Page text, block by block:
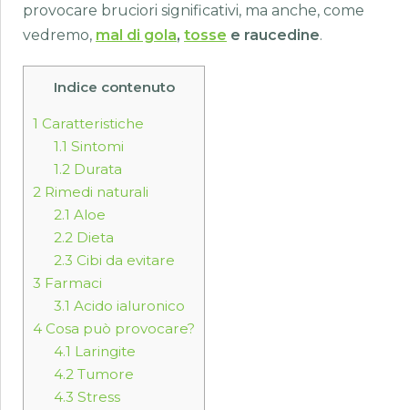
provocare bruciori significativi, ma anche, come
vedremo, mal di gola, tosse e raucedine.
Indice contenuto
1 Caratteristiche
1.1 Sintomi
1.2Durata
2 Rimedi naturali
2.1 Aloe
2.2Dieta
2.3 Cibi da evitare
3 Farmaci
3.1 Acido ialuronico
4 Cosa può provocare?
4.1 Laringite
4.2Tumore
4.3 Stress